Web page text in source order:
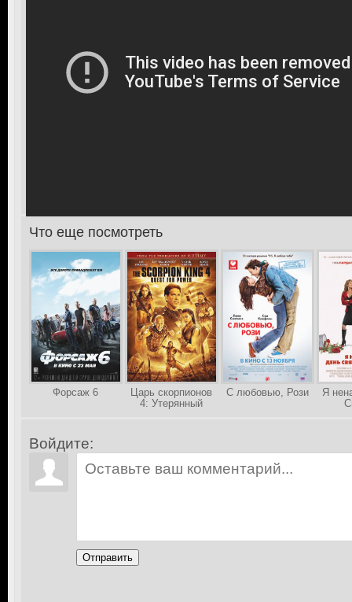
>Что еще посмотреть
Форсаж 6
Царь скорпионов
4: Утерянный
С любовью, Рози
Я
Войдите:
Отправить